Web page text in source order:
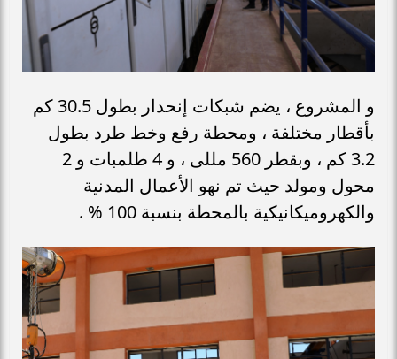
و المشروع ، يضم شبكات إنحدار بطول 30.5 كم
بأقطار مختلفة ، ومحطة رفع وخط طرد بطول
3.2 كم ، وبقطر 560 مللى ، و 4 طلمبات و 2
محول ومولد حيث تم نهو الأعمال المدنية
والكهروميكانيكية بالمحطة بنسبة 100 % .